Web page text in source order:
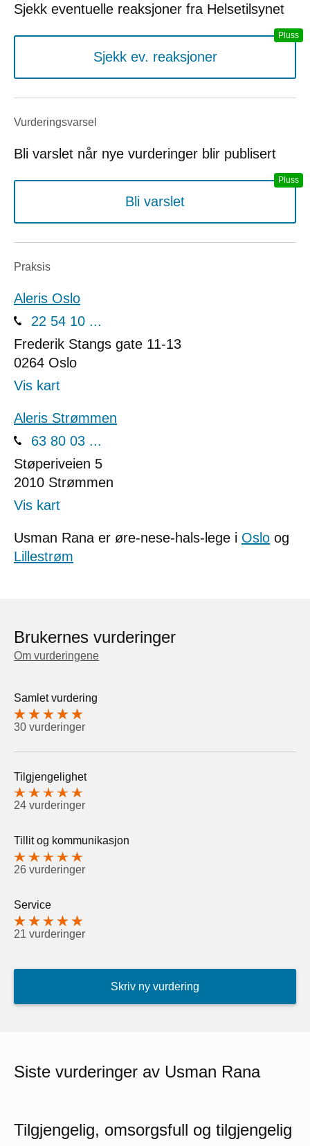
Sjekk eventuelle reaksjoner fra Helsetilsynet
Sjekk ev. reaksjoner
Vurderings­varsel
Bli varslet når nye vurderinger blir publisert
Bli varslet
Praksis
Aleris Oslo
22 54 10 ...
Frederik Stangs gate 11-13
0264 Oslo
Vis kart
Aleris Strømmen
63 80 03 ...
Støperiveien 5
2010 Strømmen
Vis kart
Usman Rana er øre-nese-hals-lege i Oslo og
Lillestrøm
Brukernes vurderinger
Om vurderingene
Samlet vurdering
30 vurderinger
Tilgjengelighet
24 vurderinger
Tillit og kommunikasjon
26 vurderinger
Service
21 vurderinger
Skriv ny vurdering
Siste vurderinger av Usman Rana
Tilgjengelig, omsorgsfull og tilgjengelig